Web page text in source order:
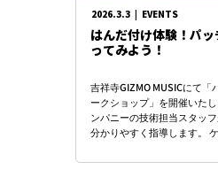
2026.3.3 | EVENTS
はんだ付け体験！パ
ってみよう！
吉祥寺GIZMO MUSICにて「
ークショップ」を開催いた
ンパニーの技術担当スタッ
分かりやすく指導します。